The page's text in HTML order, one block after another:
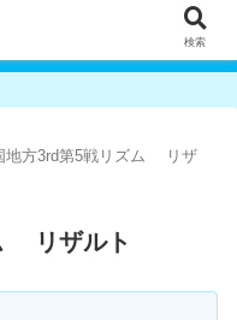
地方3rd第5戦リズム リザ
リザルト
検索